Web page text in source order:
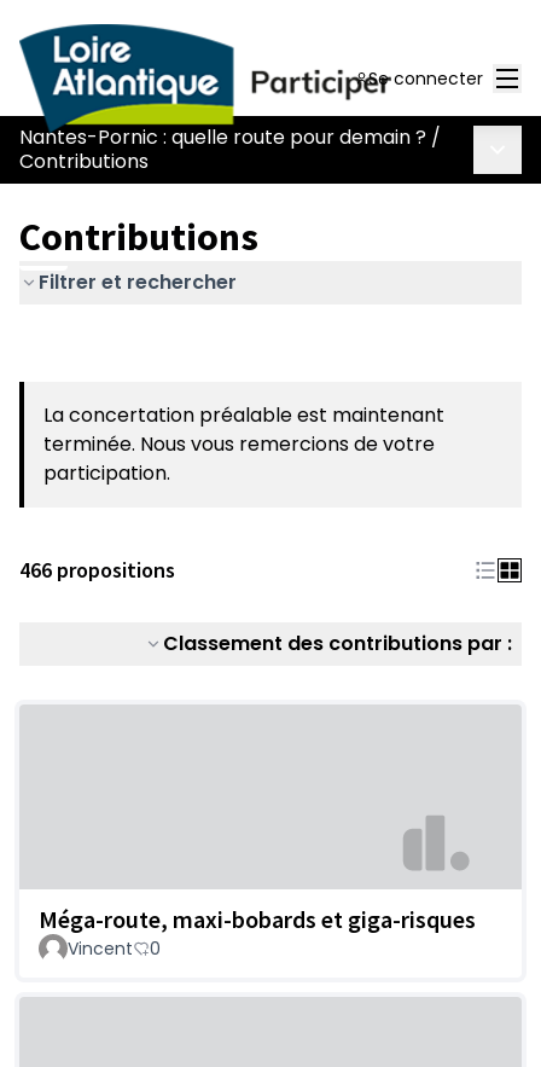
Se connecter
Nantes-Pornic : quelle route pour demain ? /
Contributions
Contributions
Filtrer et rechercher
La concertation préalable est maintenant
terminée. Nous vous remercions de votre
participation.
466 propositions
Classement des contributions par :
Méga-route, maxi-bobards et giga-risques
Vincent 0